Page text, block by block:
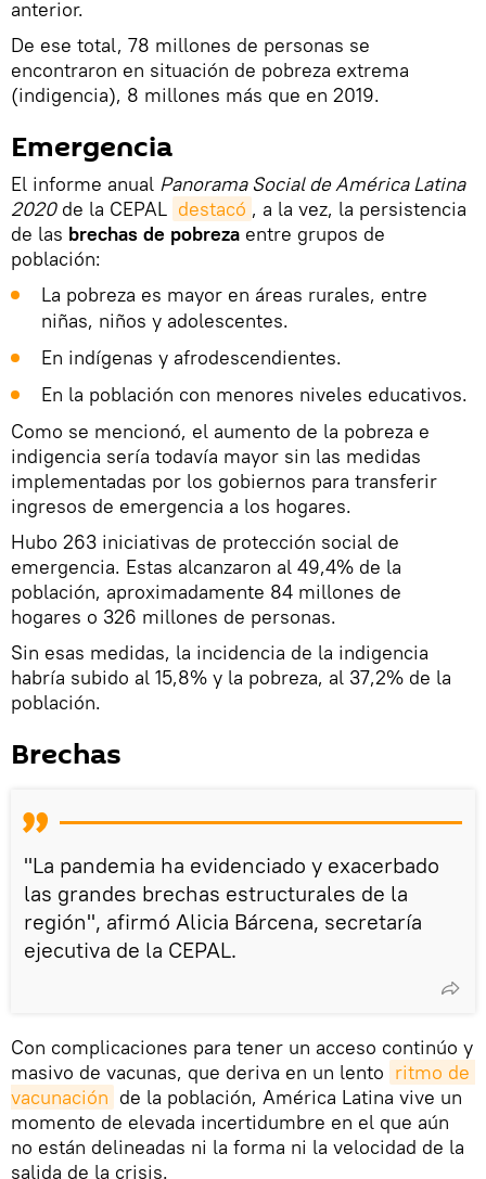
anterior.
De ese total, 78 millones de personas se
encontraron en situación de pobreza extrema
(indigencia), 8 millones más que en 2019.
Emergencia
El informe anual Panorama Social de América Latina
2020de la CEPAL destacó , a la vez, la persistencia
de las brechas de pobreza entre grupos de
población:
La pobreza es mayor en áreas rurales, entre
niñas, niños y adolescentes.
En indígenas y afrodescendientes.
En la población con menores niveles educativos.
Como se mencionó, el aumento de la pobreza e
indigencia sería todavía mayor sin las medidas
implementadas por los gobiernos para transferir
ingresos de emergencia a los hogares.
Hubo 263 iniciativas de protección social de
emergencia. Estas alcanzaron al 49,4% de la
población, aproximadamente 84 millones de
hogares o 326 millones de personas.
Sin esas medidas, la incidencia de la indigencia
habría subido al 15,8% y la pobreza, al 37,2% de la
población.
Brechas
"La pandemia ha evidenciado y exacerbado
las grandes brechas estructurales de la
región", afirmó Alicia Bárcena, secretaría
ejecutiva de la CEPAL.
Con complicaciones para tener un acceso continúo y
masivo de vacunas, que deriva en un lento ritmo de
vacunación de la población, América Latina vive un
momento de elevada incertidumbre en el que aún
no están delineadas ni la forma ni la velocidad de la
salida de la crisis.